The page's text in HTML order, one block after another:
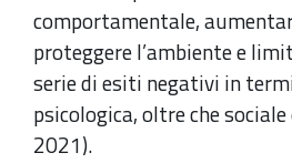
comportamentale,
proteggere l’ambiente e
serie di esiti negativi in
psicologica, oltre che sociale
2021).